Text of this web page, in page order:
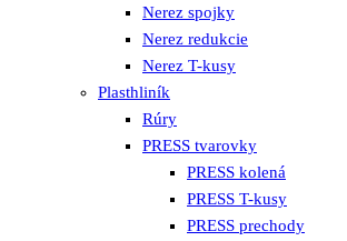
Nerez spojky
Nerez redukcie
Nerez T-kusy
Plasthliník
Rúry
PRESS tvarovky
PRESS kolená
PRESS T-kusy
PRESS prechody